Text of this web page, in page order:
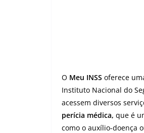
O Meu INSS oferece
Instituto Nacional do
acessem diversos
perícia médica, que é
como o auxílio-doença